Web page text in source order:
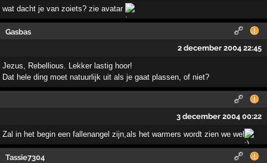
wat dacht je van zoiets? zie avatar
Gasbas
2 december 2004 22:45
Jezus, Rebellious. Lekker lastig hoor!
Dat hele ding moet natuurlijk uit als je gaat plassen, of niet?
3 december 2004 00:22
Zal in het begin een fallenangel zijn,als het warmers wordt zien we wel
Tassie7304